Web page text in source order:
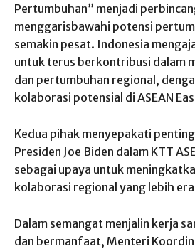
Pertumbuhan” menjadi
menggarisbawahi potensi
semakin pesat. Indonesia
untuk terus berkontribusi dalam
dan pertumbuhan regional,
kolaborasi potensial di ASEAN
Kedua pihak menyepakati
Presiden Joe Biden dalam KTT
sebagai upaya untuk
kolaborasi regional yang lebih
Dalam semangat menjalin kerja
dan bermanfaat, Menteri